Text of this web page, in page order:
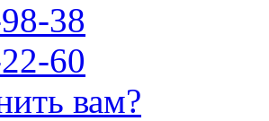
38
60
вам?